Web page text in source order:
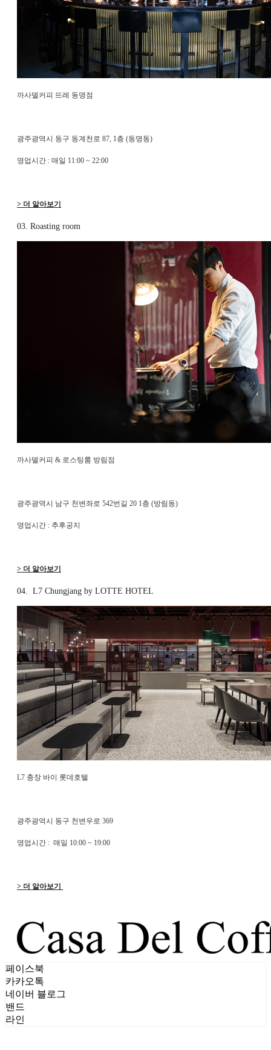
까사델커피 뜨레 동명점
광주광역시 동구 동계천로 87, 1층 (동명동)
영업시간 : 매일 11:00 ~ 22:00
> 더 알아보기
03. Roasting room
까사델커피 & 로스팅룸 방림점
광주광역시 남구 천변좌로 542번길 20 1층 (방림동)
영업시간 : 추후공지
> 더 알아보기
04. L7 Chungjang by LOTTE HOTEL
L7 충장 바이 롯데호텔
광주광역시 동구 천변우로 369
영업시간 : 매일 10:00 ~ 19:00
> 더 알아보기
페이스북
카카오톡
네이버 블로그
밴드
라인